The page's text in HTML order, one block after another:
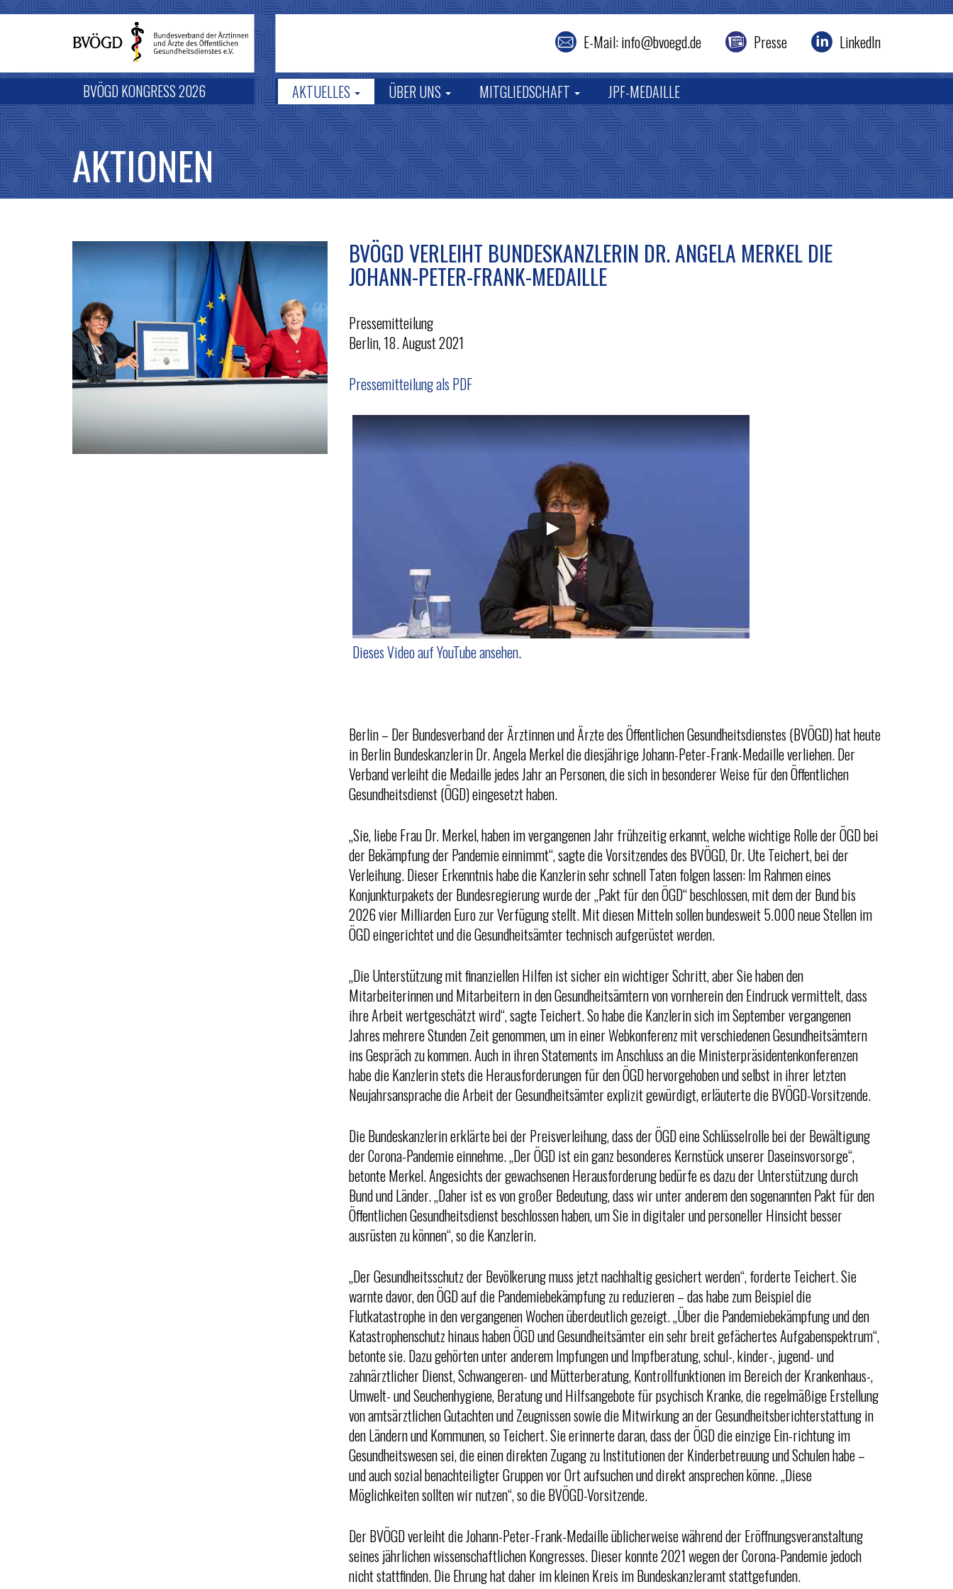
E-Mail: info@bvoegd.de Presse LinkedIn
BVÖGD KONGRESS 2026 AKTUELLES ÜBER UNS MITGLIEDSCHAFT JPF-MEDAILLE
AKTIONEN
BVÖGD VERLEIHT BUNDESKANZLERIN DR. ANGELA MERKEL DIE
JOHANN-PETER-FRANK-MEDAILLE
Pressemitteilung
Berlin, 18. August 2021
Pressemitteilung als PDF
Dieses Video auf YouTube ansehen.
Berlin – Der Bundesverband der Ärztinnen und Ärzte des Öffentlichen Gesundheitsdienstes (BVÖGD) hat heute
in Berlin Bundeskanzlerin Dr. Angela Merkel die diesjährige Johann-Peter-Frank-Medaille verliehen. Der
Verband verleiht die Medaille jedes Jahr an Personen, die sich in besonderer Weise für den Öffentlichen
Gesundheitsdienst (ÖGD) eingesetzt haben.
„Sie, liebe Frau Dr. Merkel, haben im vergangenen Jahr frühzeitig erkannt, welche wichtige Rolle der ÖGD bei
der Bekämpfung der Pandemie einnimmt“, sagte die Vorsitzendes des BVÖGD, Dr. Ute Teichert, bei der
Verleihung. Dieser Erkenntnis habe die Kanzlerin sehr schnell Taten folgen lassen: Im Rahmen eines
Konjunkturpakets der Bundesregierung wurde der „Pakt für den ÖGD“ beschlossen, mit dem der Bund bis
2026 vier Milliarden Euro zur Verfügung stellt. Mit diesen Mitteln sollen bundesweit 5.000 neue Stellen im
ÖGD eingerichtet und die Gesundheitsämter technisch aufgerüstet werden.
„Die Unterstützung mit finanziellen Hilfen ist sicher ein wichtiger Schritt, aber Sie haben den
Mitarbeiterinnen und Mitarbeitern in den Gesundheitsämtern von vornherein den Eindruck vermittelt, dass
ihre Arbeit wertgeschätzt wird“, sagte Teichert. So habe die Kanzlerin sich im September vergangenen
Jahres mehrere Stunden Zeit genommen, um in einer Webkonferenz mit verschiedenen Gesundheitsämtern
ins Gespräch zu kommen. Auch in ihren Statements im Anschluss an die Ministerpräsidentenkonferenzen
habe die Kanzlerin stets die Herausforderungen für den ÖGD hervorgehoben und selbst in ihrer letzten
Neujahrsansprache die Arbeit der Gesundheitsämter explizit gewürdigt, erläuterte die BVÖGD-Vorsitzende.
Die Bundeskanzlerin erklärte bei der Preisverleihung, dass der ÖGD eine Schlüsselrolle bei der Bewältigung
der Corona-Pandemie einnehme. „Der ÖGD ist ein ganz besonderes Kernstück unserer Daseinsvorsorge“,
betonte Merkel. Angesichts der gewachsenen Herausforderung bedürfe es dazu der Unterstützung durch
Bund und Länder. „Daher ist es von großer Bedeutung, dass wir unter anderem den sogenannten Pakt für den
Öffentlichen Gesundheitsdienst beschlossen haben, um Sie in digitaler und personeller Hinsicht besser
ausrüsten zu können“, so die Kanzlerin.
„Der Gesundheitsschutz der Bevölkerung muss jetzt nachhaltig gesichert werden“, forderte Teichert. Sie
warnte davor, den ÖGD auf die Pandemiebekämpfung zu reduzieren – das habe zum Beispiel die
Flutkatastrophe in den vergangenen Wochen überdeutlich gezeigt. „Über die Pandemiebekämpfung und den
Katastrophenschutz hinaus haben ÖGD und Gesundheitsämter ein sehr breit gefächertes Aufgabenspektrum“,
betonte sie. Dazu gehörten unter anderem Impfungen und Impfberatung, schul-, kinder-, jugend- und
zahnärztlicher Dienst, Schwangeren- und Mütterberatung, Kontrollfunktionen im Bereich der Krankenhaus-,
Umwelt- und Seuchenhygiene, Beratung und Hilfsangebote für psychisch Kranke, die regelmäßige Erstellung
von amtsärztlichen Gutachten und Zeugnissen sowie die Mitwirkung an der Gesundheitsberichterstattung in
den Ländern und Kommunen, so Teichert. Sie erinnerte daran, dass der ÖGD die einzige Ein-richtung im
Gesundheitswesen sei, die einen direkten Zugang zu Institutionen der Kinderbetreuung und Schulen habe –
und auch sozial benachteiligter Gruppen vor Ort aufsuchen und direkt ansprechen könne. „Diese
Möglichkeiten sollten wir nutzen“, so die BVÖGD-Vorsitzende.
Der BVÖGD verleiht die Johann-Peter-Frank-Medaille üblicherweise während der Eröffnungsveranstaltung
seines jährlichen wissenschaftlichen Kongresses. Dieser konnte 2021 wegen der Corona-Pandemie jedoch
nicht stattfinden. Die Ehrung hat daher im kleinen Kreis im Bundeskanzleramt stattgefunden.